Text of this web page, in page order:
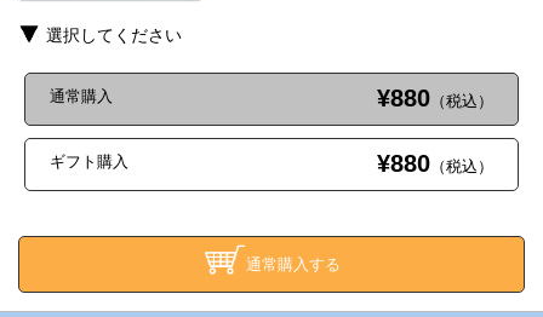
選択してください
通常購入 ¥880 （税込）
ギフト購入 ¥880 （税込）
通常購入する